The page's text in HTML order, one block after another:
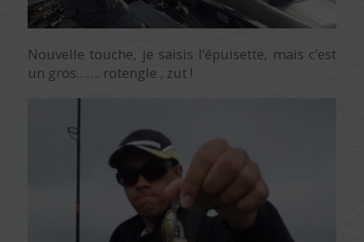
Nouvelle touche, je saisis l’épuisette, mais c’est
un gros……. rotengle , zut !